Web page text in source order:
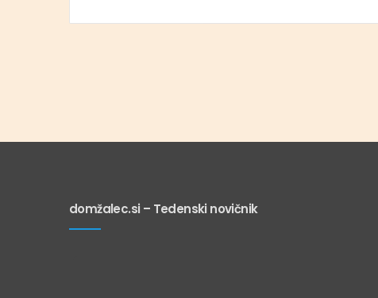
domžalec.si – Tedenski novičnik